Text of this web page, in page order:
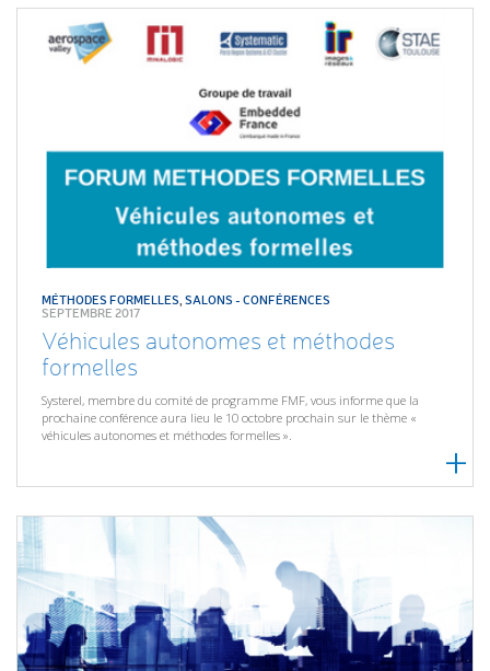
MÉTHODES FORMELLES ,SALONS - CONFÉRENCES
SEPTEMBRE 2017
Véhicules autonomes et méthodes
formelles
Systerel, membre du comité de programme FMF, vous informe que la
prochaine conférence aura lieu le 10 octobre prochain sur le thème «
véhicules autonomes et méthodes formelles ».